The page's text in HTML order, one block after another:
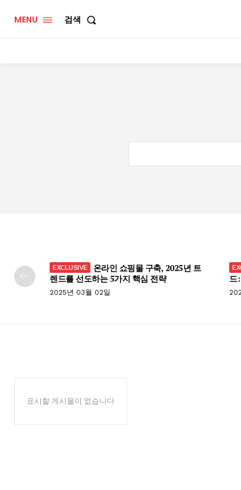
MENU 검색
온라인 쇼핑몰 구축, 2025년 트
렌드를 선도하는 5가지 핵심 전략
2025년 03월 02일
드
표시할 게시물이 없습니다